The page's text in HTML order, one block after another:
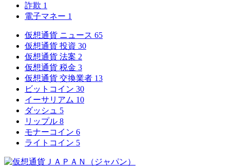
詐欺 1
電子マネー 1
仮想通貨 ニュース 65
仮想通貨 投資 30
仮想通貨 法案 2
仮想通貨 税金 3
仮想通貨 交換業者 13
ビットコイン 30
イーサリアム 10
ダッシュ 5
リップル 8
モナーコイン 6
ライトコイン 5